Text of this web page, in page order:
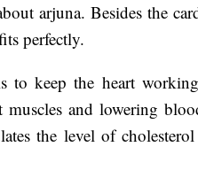
arjuna. Besides the
perfectly.
to keep the heart
muscles and lowering
the level of